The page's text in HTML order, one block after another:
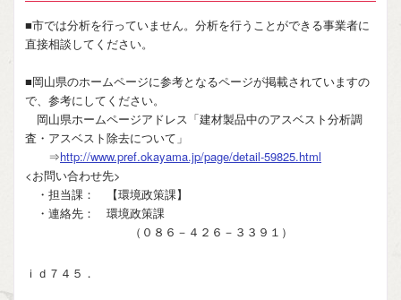
■市では分析を行っていません。分析を行うことができる事業者に
直接相談してください。
■岡山県のホームページに参考となるページが掲載されていますの
で、参考にしてください。
岡山県ホームページアドレス「建材製品中のアスベスト分析調
査・アスベスト除去について」
⇒http://www.pref.okayama.jp/page/detail-59825.html
<お問い合わせ先>
・担当課： 【環境政策課】
・連絡先： 環境政策課
（０８６－４２６－３３９１）
ｉｄ７４５．